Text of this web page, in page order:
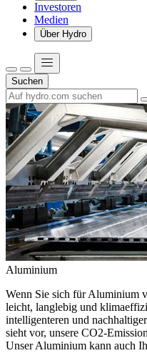
Investoren
Medien
Über Hydro
Suchen
Aluminium
Wenn Sie sich für Aluminium
leicht, langlebig und
intelligenteren und
sieht vor, unsere CO2-
Unser Aluminium kann auch